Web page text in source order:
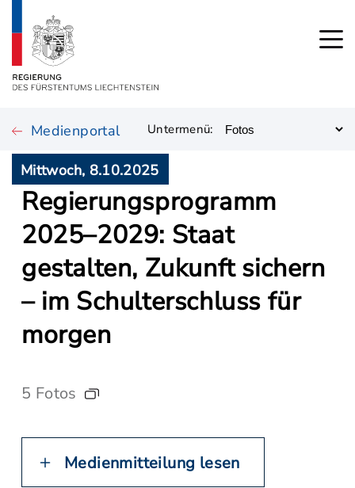
Medienportal Untermenü:
Mittwoch, 8.10.2025
Regierungsprogramm
2025–2029: Staat
gestalten, Zukunft sichern
– im Schulterschluss für
morgen
5 Fotos
Medienmitteilung lesen